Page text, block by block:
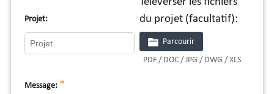
Projet:
du projet (facultatif):
Parcourir
PDF / DOC / JPG / DWG / XLS
Message: *